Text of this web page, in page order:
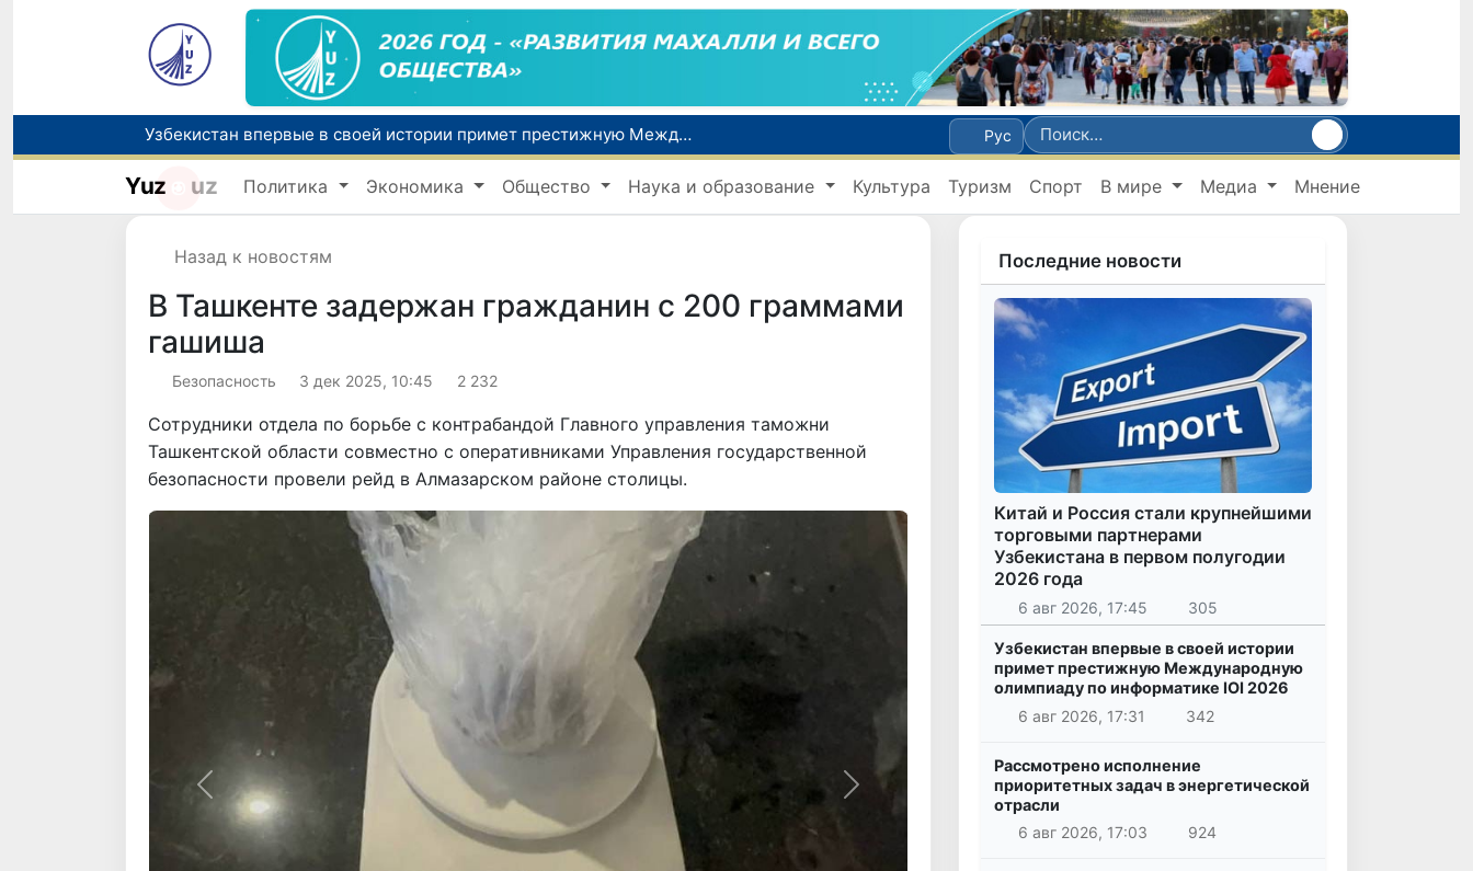
Узбекистан впервые в своей истории примет престижную Международную олимпиаду по информатике IOI 2026
Число пользователей мобильного интернета в Узбекистане за 10 лет выросло в 4,3 раза
При содействии Генконсульства Узбекистана соотечественница, перенесшая инсульт в Алматы, вернулась на родину
Рус
Yuz uz Политика Экономика Общество Наука и образование Культура Туризм Спорт В мире Медиа Мнение
Назад к новостям
В Ташкенте задержан гражданин с 200 граммами
гашиша
Безопасность 3 дек 2025, 10:45 2 232
Сотрудники отдела по борьбе с контрабандой Главного управления таможни
Ташкентской области совместно с оперативниками Управления государственной
безопасности провели рейд в Алмазарском районе столицы.
Назад Вперёд
Последние новости
Китай и Россия стали крупнейшими
торговыми партнерами
Узбекистана в первом полугодии
2026 года
6 авг 2026, 17:45 305
Узбекистан впервые в своей истории
примет престижную Международную
олимпиаду по информатике IOI 2026
6 авг 2026, 17:31
342
Рассмотрено исполнение
приоритетных задач в энергетической
отрасли
6 авг 2026, 17:03
924